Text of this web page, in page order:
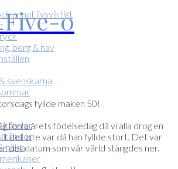
annat livsviktigt
berg & hav
svenskarna
känslor
känslor
hälsa
0
fyllde maken 50!
förra årets födelsedag då vi alla drog en
det inte var då han fyllde stort. Det var
det datum som vår värld stängdes ner.